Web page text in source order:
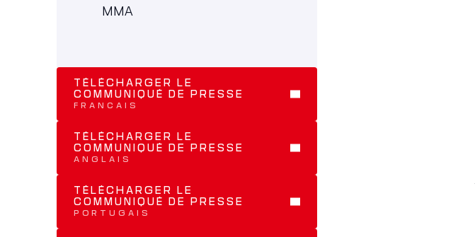
MMA
TÉLÉCHARGER LE
COMMUNIQUÉ DE PRESSE
FRANCAIS
TÉLÉCHARGER LE
COMMUNIQUÉ DE PRESSE
ANGLAIS
TÉLÉCHARGER LE
COMMUNIQUÉ DE PRESSE
PORTUGAIS